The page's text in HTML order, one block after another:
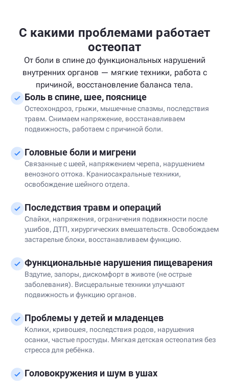
С какими проблемами работает
остеопат
От боли в спине до функциональных нарушений
внутренних органов — мягкие техники, работа с
причиной, восстановление баланса тела.
Боль в спине, шее, пояснице
Остеохондроз, грыжи, мышечные спазмы, последствия
травм. Снимаем напряжение, восстанавливаем
подвижность, работаем с причиной боли.
Головные боли и мигрени
Связанные с шеей, напряжением черепа, нарушением
венозного оттока. Краниосакральные техники,
освобождение шейного отдела.
Последствия травм и операций
Спайки, напряжения, ограничения подвижности после
ушибов, ДТП, хирургических вмешательств. Освобождаем
застарелые блоки, восстанавливаем функцию.
Функциональные нарушения пищеварения
Вздутие, запоры, дискомфорт в животе (не острые
заболевания). Висцеральные техники улучшают
подвижность и функцию органов.
Проблемы у детей и младенцев
Колики, кривошея, последствия родов, нарушения
осанки, частые простуды. Мягкая детская остеопатия без
стресса для ребёнка.
Головокружения и шум в ушах